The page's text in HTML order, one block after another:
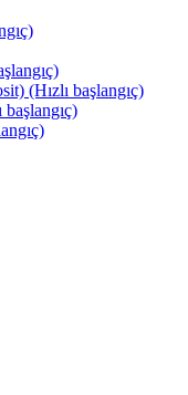
(Hızlı başlangıç)